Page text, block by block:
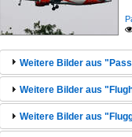
Weitere Bilder aus
Weitere Bilder aus
Weitere Bilder aus